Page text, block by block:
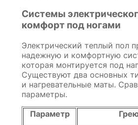
Системы
комфорт под ногами
Электрический теплый пол
надежную и комфортную
которая монтируется под
Существуют два основных
и нагревательные маты.
параметры.
Параметр